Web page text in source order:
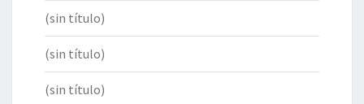
(sin título)
(sin título)
(sin título)